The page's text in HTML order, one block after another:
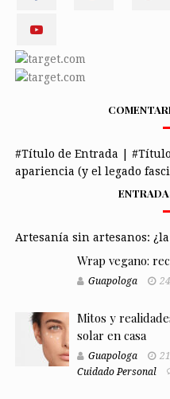
#Título de Entrada |
apariencia (y el legado
Artesanía sin artesanos:
Wrap vegano:
Guapologa
Mitos y
solar en casa
Guapologa
Cuidado Personal